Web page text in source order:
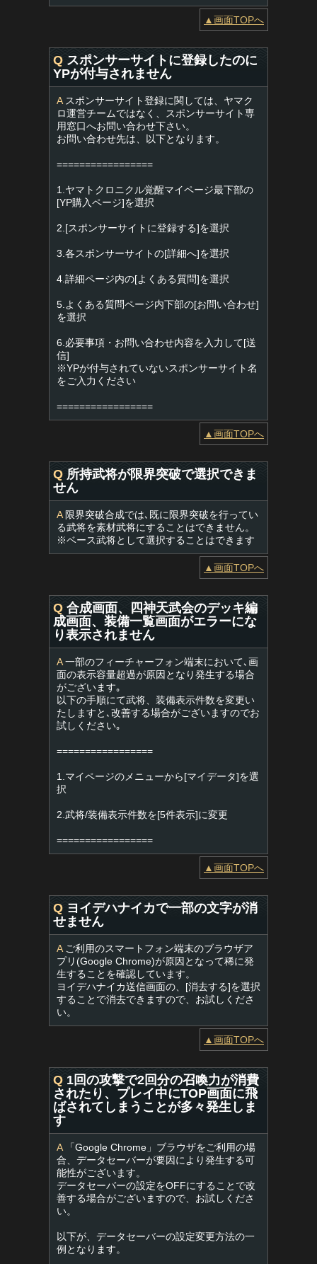
▲画面TOPへ
Q スポンサーサイトに登録したのに
YPが付与されません
Aスポンサーサイト登録に関しては、ヤマク
ロ運営チームではなく、スポンサーサイト専
用窓口へお問い合わせ下さい。
お問い合わせ先は、以下となります。
=================
1.ヤマトクロニクル覚醒マイページ最下部の
[YP購入ページ]を選択
2.[スポンサーサイトに登録する]を選択
3.各スポンサーサイトの[詳細へ]を選択
4.詳細ページ内の[よくある質問]を選択
5.よくある質問ページ内下部の[お問い合わせ]
を選択
6.必要事項・お問い合わせ内容を入力して[送
信]
※YPが付与されていないスポンサーサイト名
をご入力ください
=================
▲画面TOPへ
Q 所持武将が限界突破で選択できま
せん
A限界突破合成では､既に限界突破を行ってい
る武将を素材武将にすることはできません。
※ベース武将として選択することはできます
▲画面TOPへ
Q 合成画面、四神天武会のデッキ編
成画面、装備一覧画面がエラーにな
り表示されません
A一部のフィーチャーフォン端末において､画
面の表示容量超過が原因となり発生する場合
がございます｡
以下の手順にて武将、装備表示件数を変更い
たしますと､改善する場合がございますのでお
試しください｡
=================
1.マイページのメニューから[マイデータ]を選
択
2.武将/装備表示件数を[5件表示]に変更
=================
▲画面TOPへ
Q ヨイデハナイカで一部の文字が消
せません
Aご利用のスマートフォン端末のブラウザア
プリ(Google Chrome)が原因となって稀に発
生することを確認しています。
ヨイデハナイカ送信画面の、[消去する]を選択
することで消去できますので、お試しくださ
い。
▲画面TOPへ
Q 1回の攻撃で2回分の召喚力が消費
されたり、プレイ中にTOP画面に飛
ばされてしまうことが多々発生しま
す
A「Google Chrome」ブラウザをご利用の場
合、データセーバーが要因により発生する可
能性がございます。
データセーバーの設定をOFFにすることで改
善する場合がございますので、お試しくださ
い。
以下が、データセーバーの設定変更方法の一
例となります。